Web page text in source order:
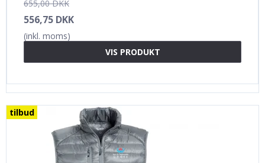
655,00 DKK
556,75 DKK
(inkl. moms)
VIS PRODUKT
tilbud